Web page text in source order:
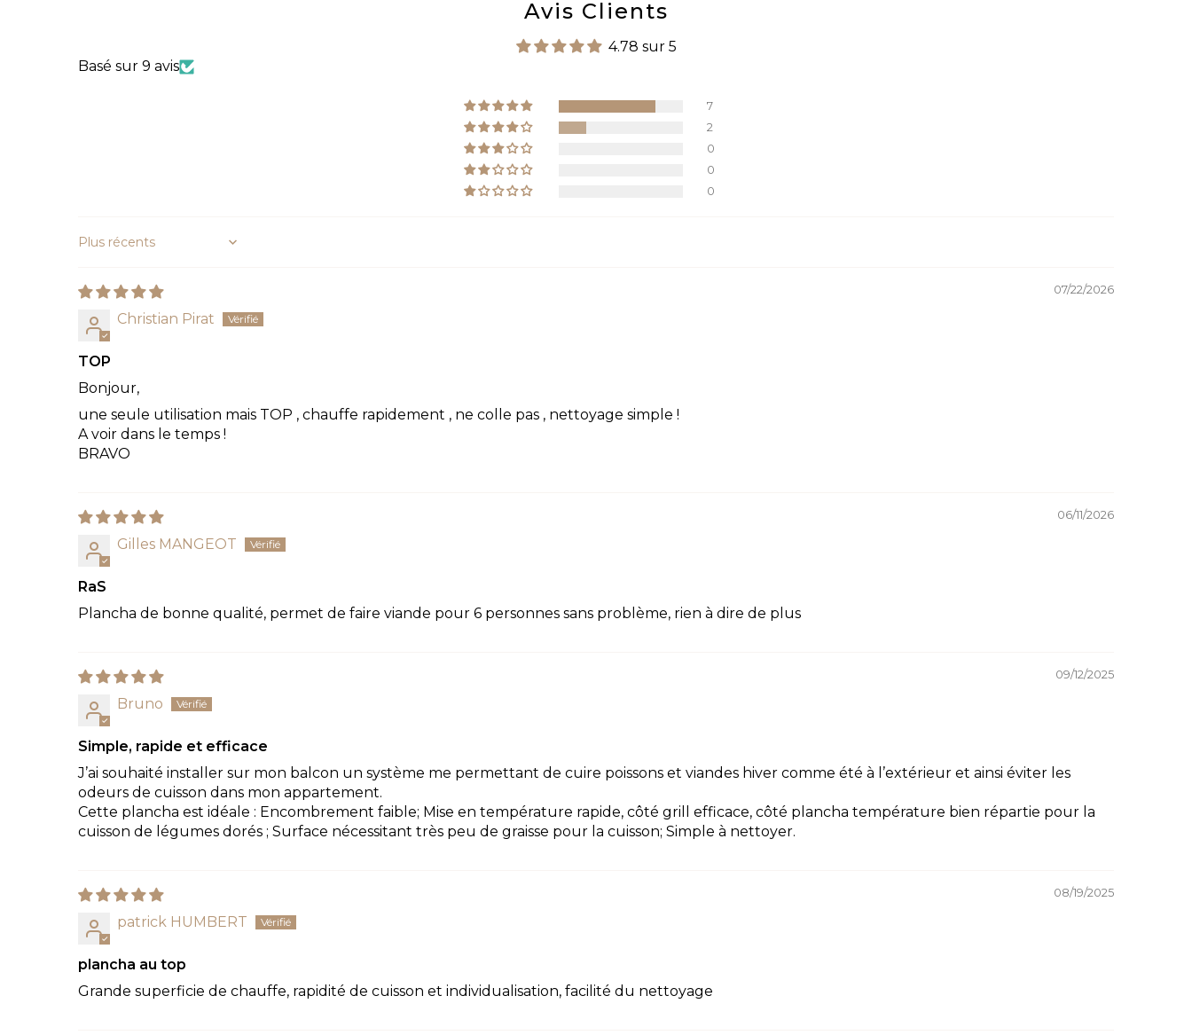
Avis Clients
4.78 sur 5
Basé sur 9 avis
7
2
0
0
0
Sort by
07/22/2026
Christian Pirat
TOP
Bonjour,
une seule utilisation mais TOP , chauffe rapidement , ne colle pas , nettoyage simple !
A voir dans le temps !
BRAVO
06/11/2026
Gilles MANGEOT
RaS
Plancha de bonne qualité, permet de faire viande pour 6 personnes sans problème, rien à dire de plus
09/12/2025
Bruno
Simple, rapide et efficace
J’ai souhaité installer sur mon balcon un système me permettant de cuire poissons et viandes hiver comme été à l’extérieur et ainsi éviter les
odeurs de cuisson dans mon appartement.
Cette plancha est idéale : Encombrement faible; Mise en température rapide, côté grill efficace, côté plancha température bien répartie pour la
cuisson de légumes dorés ; Surface nécessitant très peu de graisse pour la cuisson; Simple à nettoyer.
08/19/2025
patrick HUMBERT
plancha au top
Grande superficie de chauffe, rapidité de cuisson et individualisation, facilité du nettoyage